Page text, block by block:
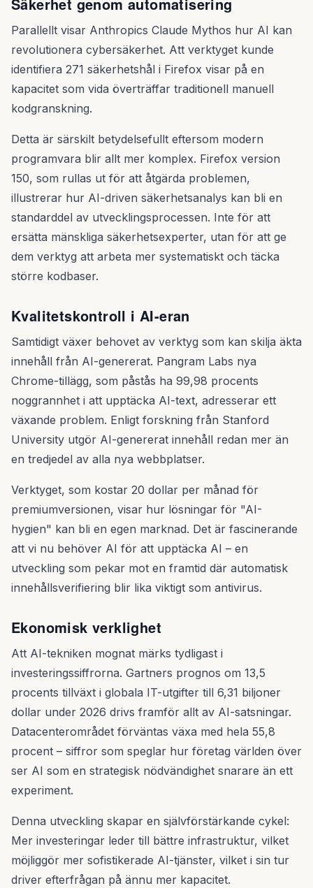
Parallellt visar Anthropics Claude Mythos hur AI kan
revolutionera cybersäkerhet. Att verktyget kunde
identifiera 271 säkerhetshål i Firefox visar på en
kapacitet som vida överträffar traditionell manuell
kodgranskning.
Detta är särskilt betydelsefullt eftersom modern
programvara blir allt mer komplex. Firefox version
150, som rullas ut för att åtgärda problemen,
illustrerar hur AI-driven säkerhetsanalys kan bli en
standarddel av utvecklingsprocessen. Inte för att
ersätta mänskliga säkerhetsexperter, utan för att ge
dem verktyg att arbeta mer systematiskt och täcka
större kodbaser.
Kvalitetskontroll i AI-eran
Samtidigt växer behovet av verktyg som kan skilja äkta
innehåll från AI-genererat. Pangram Labs nya
Chrome-tillägg, som påstås ha 99,98 procents
noggrannhet i att upptäcka AI-text, adresserar ett
växande problem. Enligt forskning från Stanford
University utgör AI-genererat innehåll redan mer än
en tredjedel av alla nya webbplatser.
Verktyget, som kostar 20 dollar per månad för
premiumversionen, visar hur lösningar för "AI-
hygien" kan bli en egen marknad. Det är fascinerande
att vi nu behöver AI för att upptäcka AI – en
utveckling som pekar mot en framtid där automatisk
innehållsverifiering blir lika viktigt som antivirus.
Ekonomisk verklighet
Att AI-tekniken mognat märks tydligast i
investeringssiffrorna. Gartners prognos om 13,5
procents tillväxt i globala IT-utgifter till 6,31 biljoner
dollar under 2026 drivs framför allt av AI-satsningar.
Datacenterområdet förväntas växa med hela 55,8
procent – siffror som speglar hur företag världen över
ser AI som en strategisk nödvändighet snarare än ett
experiment.
Denna utveckling skapar en självförstärkande cykel:
Mer investeringar leder till bättre infrastruktur, vilket
möjliggör mer sofistikerade AI-tjänster, vilket i sin tur
driver efterfrågan på ännu mer kapacitet.